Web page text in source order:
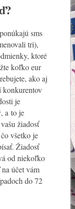
sms
tri),
ktoré
koľko eur
ako aj
konkurentov
je
a to je
žiadosť
všetko je
Žiadosť
od niekoľko
účet vám
do 72